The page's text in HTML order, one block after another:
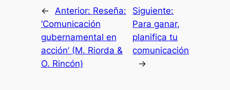
← Anterior: Reseña:
‘Comunicación
gubernamental en
acción’ (M. Riorda &
O. Rincón)
Siguiente:
Para ganar,
planifica tu
comunicación
→